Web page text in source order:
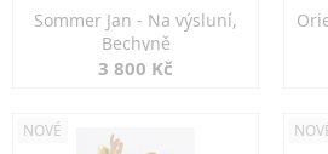
Sommer Jan - Na výsluní,
Bechyně
3 800 Kč
NOVÉ